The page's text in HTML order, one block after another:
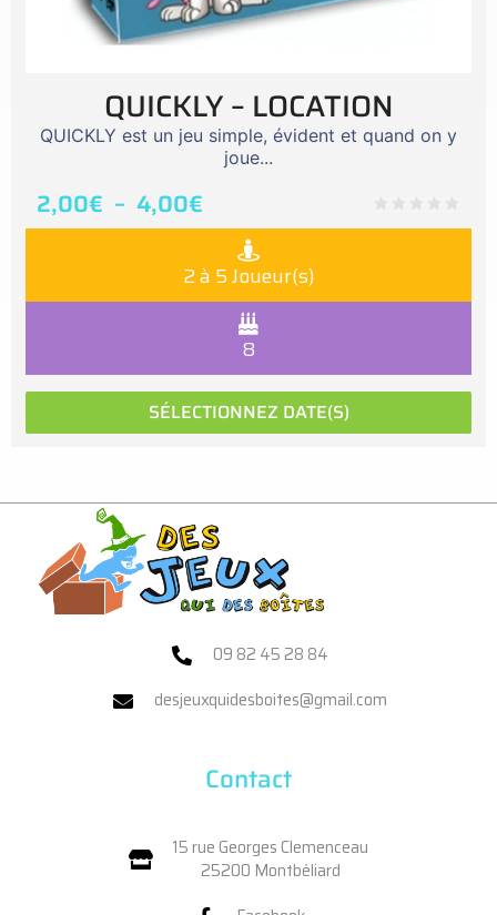
QUICKLY – LOCATION
QUICKLY est un jeu simple, évident et quand on y
joue...
2,00€ – 4,00€
2 à 5 Joueur(s)
8
SÉLECTIONNEZ DATE(S)
09 82 45 28 84
desjeuxquidesboites@gmail.com
Contact
15 rue Georges Clemenceau
25200 Montbéliard